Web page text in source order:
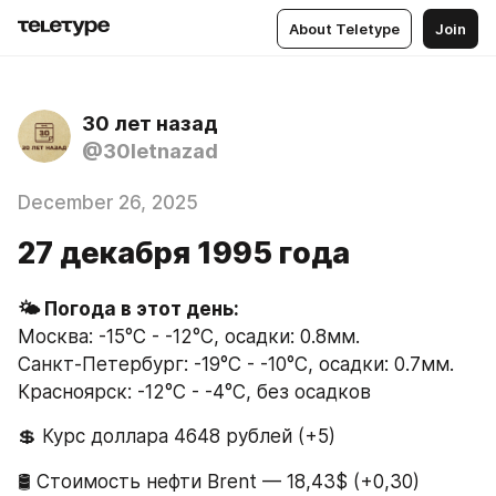
About Teletype Join
30 лет назад
@30letnazad
December 26, 2025
27 декабря 1995 года
🌤 Погода в этот день:
Москва: -15°C - -12°C, осадки: 0.8мм.
Санкт-Петербург: -19°C - -10°C, осадки: 0.7мм.
Красноярск: -12°C - -4°C, без осадков
💲 Курс доллара 4648 рублей (+5)
🛢 Стоимость нефти Brent — 18,43$ (+0,30)